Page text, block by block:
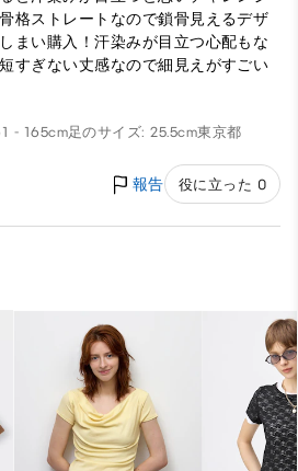
格ストレートなので鎖骨見えるデザ
まい購入！汗染みが目立つ心配もな
すぎない丈感なので細見えがすごい
- 165cm足のサイズ: 25.5cm東京都
報告 役に立った 0